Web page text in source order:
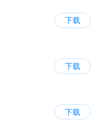
下载
下载
下载